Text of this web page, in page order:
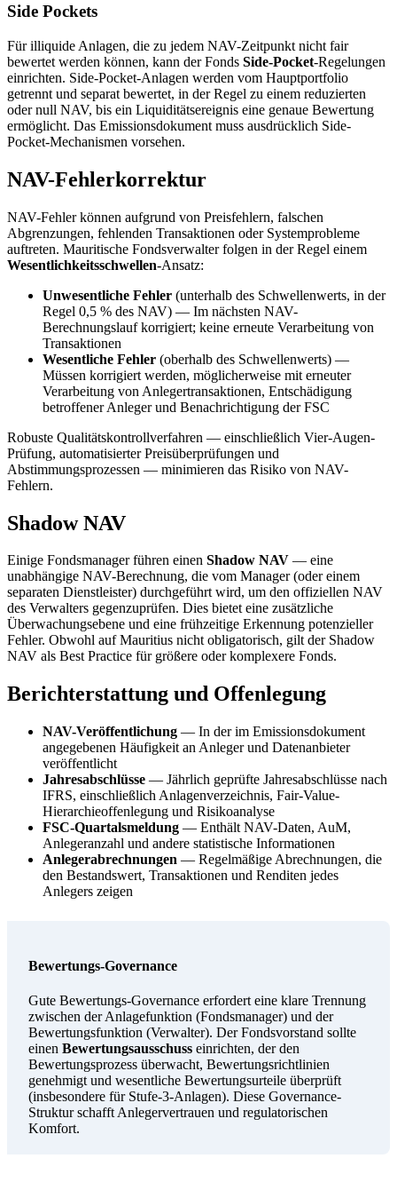
Side Pockets
Für illiquide Anlagen, die zu jedem NAV-Zeitpunkt nicht fair
bewertet werden können, kann der Fonds Side-Pocket-Regelungen
einrichten. Side-Pocket-Anlagen werden vom Hauptportfolio
getrennt und separat bewertet, in der Regel zu einem reduzierten
oder null NAV, bis ein Liquiditätsereignis eine genaue Bewertung
ermöglicht. Das Emissionsdokument muss ausdrücklich Side-
Pocket-Mechanismen vorsehen.
NAV-Fehlerkorrektur
NAV-Fehler können aufgrund von Preisfehlern, falschen
Abgrenzungen, fehlenden Transaktionen oder Systemprobleme
auftreten. Mauritische Fondsverwalter folgen in der Regel einem
Wesentlichkeitsschwellen-Ansatz:
Unwesentliche Fehler (unterhalb des Schwellenwerts, in der
Regel 0,5 % des NAV) — Im nächsten NAV-
Berechnungslauf korrigiert; keine erneute Verarbeitung von
Transaktionen
Wesentliche Fehler (oberhalb des Schwellenwerts) —
Müssen korrigiert werden, möglicherweise mit erneuter
Verarbeitung von Anlegertransaktionen, Entschädigung
betroffener Anleger und Benachrichtigung der FSC
Robuste Qualitätskontrollverfahren — einschließlich Vier-Augen-
Prüfung, automatisierter Preisüberprüfungen und
Abstimmungsprozessen — minimieren das Risiko von NAV-
Fehlern.
Shadow NAV
Einige Fondsmanager führen einen Shadow NAV — eine
unabhängige NAV-Berechnung, die vom Manager (oder einem
separaten Dienstleister) durchgeführt wird, um den offiziellen NAV
des Verwalters gegenzuprüfen. Dies bietet eine zusätzliche
Überwachungsebene und eine frühzeitige Erkennung potenzieller
Fehler. Obwohl auf Mauritius nicht obligatorisch, gilt der Shadow
NAV als Best Practice für größere oder komplexere Fonds.
Berichterstattung und Offenlegung
NAV-Veröffentlichung — In der im Emissionsdokument
angegebenen Häufigkeit an Anleger und Datenanbieter
veröffentlicht
Jahresabschlüsse — Jährlich geprüfte Jahresabschlüsse nach
IFRS, einschließlich Anlagenverzeichnis, Fair-Value-
Hierarchieoffenlegung und Risikoanalyse
FSC-Quartalsmeldung — Enthält NAV-Daten, AuM,
Anlegeranzahl und andere statistische Informationen
Anlegerabrechnungen — Regelmäßige Abrechnungen, die
den Bestandswert, Transaktionen und Renditen jedes
Anlegers zeigen
Bewertungs-Governance
Gute Bewertungs-Governance erfordert eine klare Trennung
zwischen der Anlagefunktion (Fondsmanager) und der
Bewertungsfunktion (Verwalter). Der Fondsvorstand sollte
einen Bewertungsausschuss einrichten, der den
Bewertungsprozess überwacht, Bewertungsrichtlinien
genehmigt und wesentliche Bewertungsurteile überprüft
(insbesondere für Stufe-3-Anlagen). Diese Governance-
Struktur schafft Anlegervertrauen und regulatorischen
Komfort.